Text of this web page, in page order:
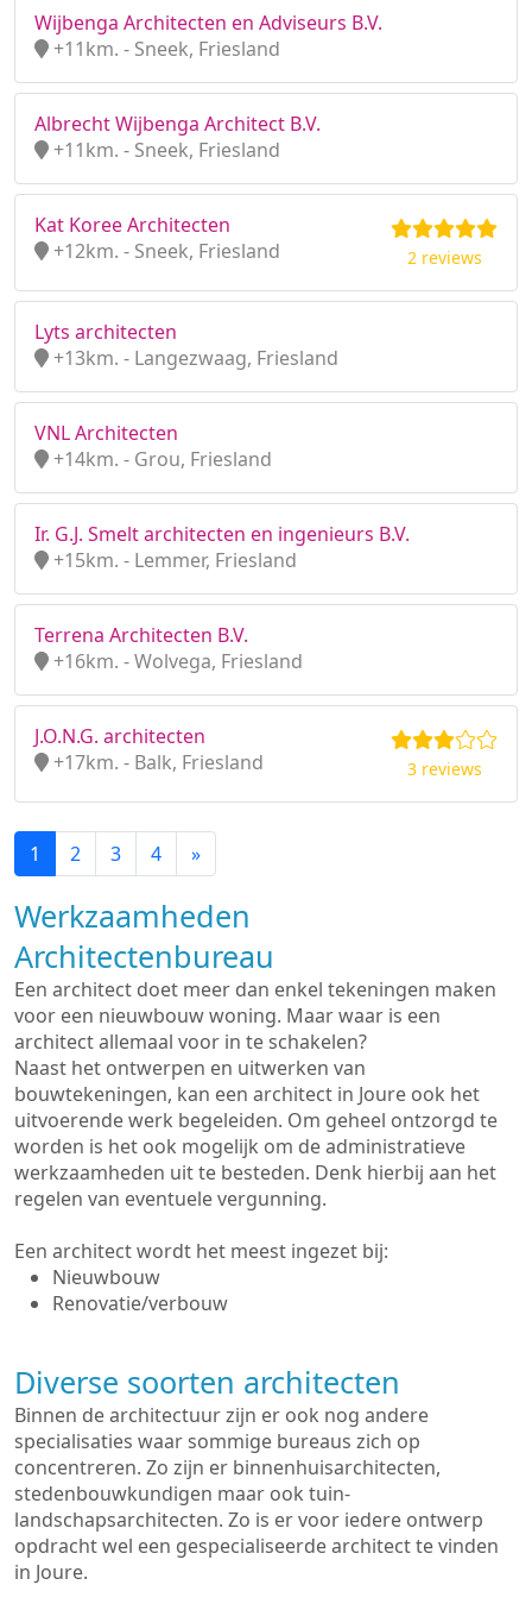
Wijbenga Architecten en Adviseurs B.V.
+11km. - Sneek, Friesland
Albrecht Wijbenga Architect B.V.
+11km. - Sneek, Friesland
Kat Koree Architecten
+12km. - Sneek, Friesland
2 reviews
Lyts architecten
+13km. - Langezwaag, Friesland
VNL Architecten
+14km. - Grou, Friesland
Ir. G.J. Smelt architecten en ingenieurs B.V.
+15km. - Lemmer, Friesland
Terrena Architecten B.V.
+16km. - Wolvega, Friesland
J.O.N.G. architecten
+17km. - Balk, Friesland
3 reviews
1 2 3 4 »
Werkzaamheden
Architectenbureau
Een architect doet meer dan enkel tekeningen maken
voor een nieuwbouw woning. Maar waar is een
architect allemaal voor in te schakelen?
Naast het ontwerpen en uitwerken van
bouwtekeningen, kan een architect in Joure ook het
uitvoerende werk begeleiden. Om geheel ontzorgd te
worden is het ook mogelijk om de administratieve
werkzaamheden uit te besteden. Denk hierbij aan het
regelen van eventuele vergunning.
Een architect wordt het meest ingezet bij:
Nieuwbouw
Renovatie/verbouw
Diverse soorten architecten
Binnen de architectuur zijn er ook nog andere
specialisaties waar sommige bureaus zich op
concentreren. Zo zijn er binnenhuisarchitecten,
stedenbouwkundigen maar ook tuin-
landschapsarchitecten. Zo is er voor iedere ontwerp
opdracht wel een gespecialiseerde architect te vinden
in Joure.